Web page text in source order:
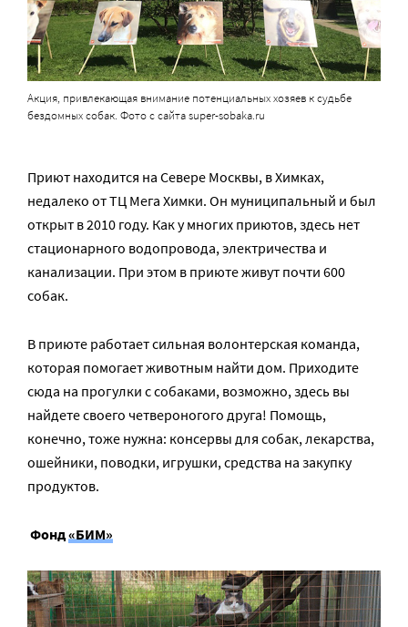
Акция, привлекающая внимание потенциальных хозяев к судьбе
бездомных собак. Фото с сайта super-sobaka.ru
Приют находится на Севере Москвы, в Химках,
недалеко от ТЦ Мега Химки. Он муниципальный и был
открыт в 2010 году. Как у многих приютов, здесь нет
стационарного водопровода, электричества и
канализации. При этом в приюте живут почти 600
собак.
В приюте работает сильная волонтерская команда,
которая помогает животным найти дом. Приходите
сюда на прогулки с собаками, возможно, здесь вы
найдете своего четвероногого друга! Помощь,
конечно, тоже нужна: консервы для собак, лекарства,
ошейники, поводки, игрушки, средства на закупку
продуктов.
Фонд«БИМ»